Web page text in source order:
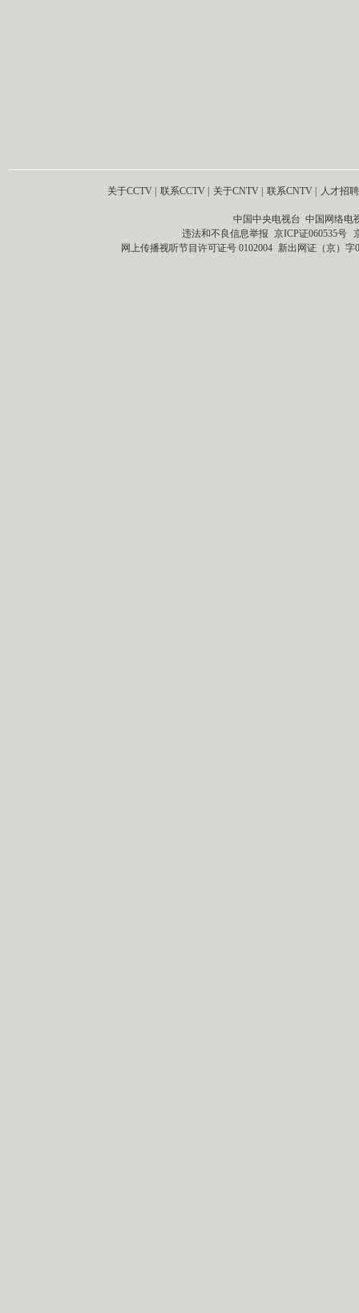
关于CCTV 联系CCTV 关于CNTV 联系CNTV 人才招聘
中国中央电视台 中国网络电
违法和不良信息举报 京ICP证060535号
网上传播视听节目许可证号 0102004 新出网证（京）